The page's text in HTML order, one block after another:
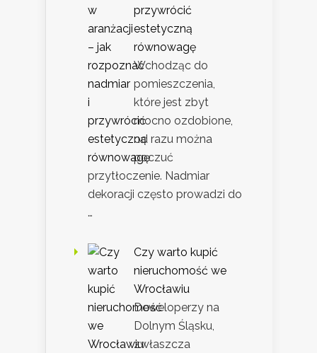
przywrócić
estetyczną
równowagę
Wchodząc do
pomieszczenia,
które jest zbyt
mocno ozdobione,
od razu można
poczuć
przytłoczenie. Nadmiar
dekoracji często prowadzi do
…
Czy warto kupić
nieruchomość we
Wrocławiu
Deweloperzy na
Dolnym Śląsku,
zwłaszcza